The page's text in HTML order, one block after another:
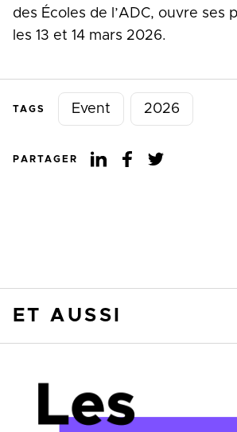
des Écoles de l’ADC, ouvre ses
les 13 et 14 mars 2026.
TAGS Event 2026
PARTAGER
ET AUSSI